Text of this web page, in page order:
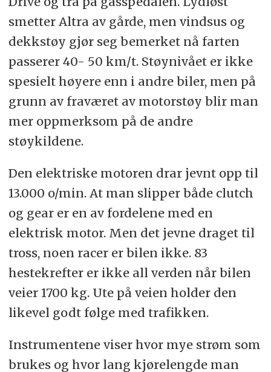
smetter Altra av gårde, men vindsus og
dekkstøy gjør seg bemerket nå farten
passerer 40- 50 km/t. Støynivået er ikke
spesielt høyere enn i andre biler, men på
grunn av fraværet av motorstøy blir man
mer oppmerksom på de andre
støykildene.
Den elektriske motoren drar jevnt opp til
13.000 o/min. At man slipper både clutch
og gear er en av fordelene med en
elektrisk motor. Men det jevne draget til
tross, noen racer er bilen ikke. 83
hestekrefter er ikke all verden når bilen
veier 1700 kg. Ute på veien holder den
likevel godt følge med trafikken.
Instrumentene viser hvor mye strøm som
brukes og hvor lang kjørelengde man